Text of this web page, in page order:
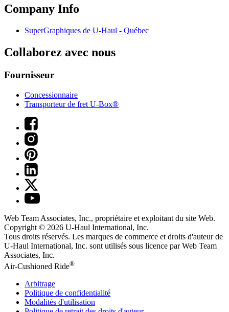
Company Info
SuperGraphiques de U-Haul - Québec
Collaborez avec nous
Fournisseur
Concessionnaire
Transporteur de fret U-Box®
Web Team Associates, Inc., propriétaire et exploitant du site Web.
Copyright © 2026 U-Haul International, Inc.
Tous droits réservés. Les marques de commerce et droits d'auteur de
U-Haul International, Inc. sont utilisés sous licence par Web Team
Associates, Inc.
Air-Cushioned Ride®
Arbitrage
Politique de confidentialité
Modalités d'utilisation